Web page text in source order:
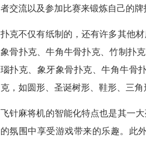
者交流以及参加比赛来锻炼自己的牌
扑克不仅有纸制的，还有许多其他
象骨扑克、牛角牛骨扑克、竹制扑
瑙扑克、象牙象骨扑克、牛角牛骨
克，如圆形、圣诞树形、鞋形、三
飞针麻将机的智能化特点也是其一
的氛围中享受游戏带来的乐趣。此